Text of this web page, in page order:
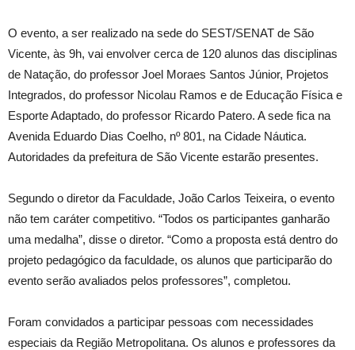
O evento, a ser realizado na sede do SEST/SENAT de São
Vicente, às 9h, vai envolver cerca de 120 alunos das disciplinas
de Natação, do professor Joel Moraes Santos Júnior, Projetos
Integrados, do professor Nicolau Ramos e de Educação Física e
Esporte Adaptado, do professor Ricardo Patero. A sede fica na
Avenida Eduardo Dias Coelho, nº 801, na Cidade Náutica.
Autoridades da prefeitura de São Vicente estarão presentes.
Segundo o diretor da Faculdade, João Carlos Teixeira, o evento
não tem caráter competitivo. “Todos os participantes ganharão
uma medalha”, disse o diretor. “Como a proposta está dentro do
projeto pedagógico da faculdade, os alunos que participarão do
evento serão avaliados pelos professores”, completou.
Foram convidados a participar pessoas com necessidades
especiais da Região Metropolitana. Os alunos e professores da